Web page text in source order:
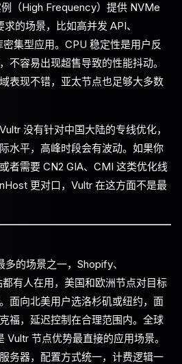
（High Frequency）提供 NVMe
的场景，比如高并发 API、
集型应用。CPU 稳定性是用户反
不容易出现超售导致的性能抖动。
表现不错，亚太节点也足够大多数
没有针对中国大陆的专线优化，
水平，高峰时段会有波动。如果你
者需要 CN2 GIA、CMI 这类优化线
更对口，Vultr 在这方面不是最
的场景之一，Shopify、
有人在用，美国和欧洲节点对目标
面向北美用户选洛杉矶或纽约，面
福，延迟控制在合理范围内。全球
Vultr 节点优势最直接的应用场景。
务器，配置方式统一，计费逻辑一